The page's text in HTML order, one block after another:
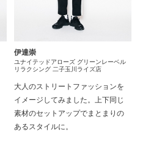
伊達崇
ユナイテッドアローズ グリーンレーベル
リラクシング 二子玉川ライズ店
大人のストリートファッションを
イメージしてみました。上下同じ
素材のセットアップでまとまりの
あるスタイルに。